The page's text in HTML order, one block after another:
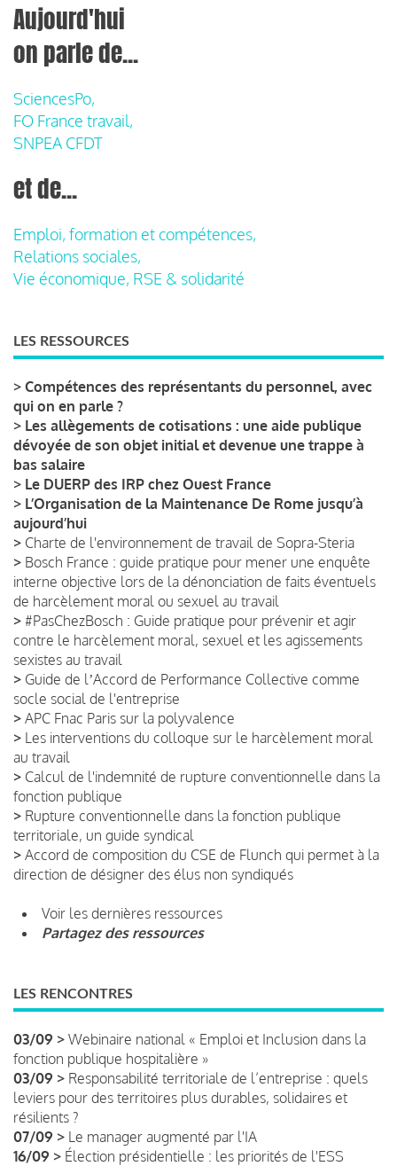
Aujourd'hui
on parle de...
SciencesPo,
FO France travail,
SNPEA CFDT
et de...
Emploi, formation et compétences,
Relations sociales,
Vie économique, RSE & solidarité
LES RESSOURCES
> Compétences des représentants du personnel, avec
qui on en parle ?
> Les allègements de cotisations : une aide publique
dévoyée de son objet initial et devenue une trappe à
bas salaire
> Le DUERP des IRP chez Ouest France
> L’Organisation de la Maintenance De Rome jusqu’à
aujourd’hui
> Charte de l'environnement de travail de Sopra-Steria
> Bosch France : guide pratique pour mener une enquête
interne objective lors de la dénonciation de faits éventuels
de harcèlement moral ou sexuel au travail
> #PasChezBosch : Guide pratique pour prévenir et agir
contre le harcèlement moral, sexuel et les agissements
sexistes au travail
> Guide de lʼAccord de Performance Collective comme
socle social de l'entreprise
> APC Fnac Paris sur la polyvalence
> Les interventions du colloque sur le harcèlement moral
au travail
> Calcul de l'indemnité de rupture conventionnelle dans la
fonction publique
> Rupture conventionnelle dans la fonction publique
territoriale, un guide syndical
> Accord de composition du CSE de Flunch qui permet à la
direction de désigner des élus non syndiqués
Voir les dernières ressources
Partagez des ressources
LES RENCONTRES
03/09 > Webinaire national « Emploi et Inclusion dans la
fonction publique hospitalière »
03/09 > Responsabilité territoriale de l’entreprise : quels
leviers pour des territoires plus durables, solidaires et
résilients ?
07/09 > Le manager augmenté par l'IA
16/09 > Élection présidentielle : les priorités de l'ESS